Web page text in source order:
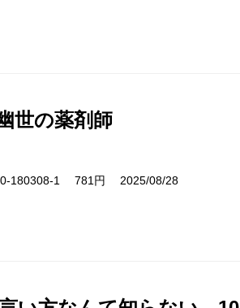
世の薬剤師
180308-1 781円 2025/08/28